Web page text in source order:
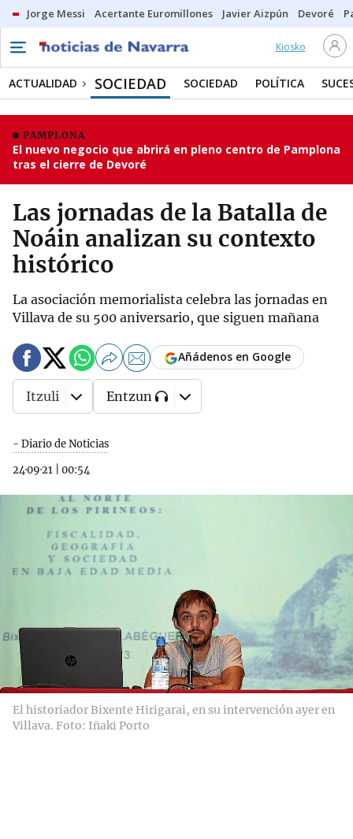
Jorge Messi Acertante Euromillones Javier Aizpún Devoré
Kiosko
ACTUALIDAD SOCIEDAD SOCIEDAD POLÍTICA
PAMPLONA
El nuevo negocio que abrirá en pleno centro de Pamplona
tras el cierre de Devoré
Las jornadas de la Batalla de
Noáin analizan su contexto
histórico
La asociación memorialista celebra las jornadas en
Villava de su 500 aniversario, que siguen mañana
- Diario de Noticias
24·09·21
00:54
Añádenos en Google
Itzuli Entzun
El historiador Bixente Hirigarai, en su intervención ayer en
Villava. Foto: Iñaki Porto